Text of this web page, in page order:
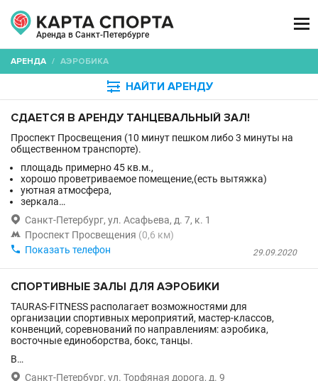
Аренда в Санкт-Петербурге

АРЕНДА / АЭРОБИКА
 НАЙТИ АРЕНДУ
СДАЕТСЯ В АРЕНДУ ТАНЦЕВАЛЬНЫЙ ЗАЛ!
Проспект Просвещения (10 минут пешком либо 3 минуты на
общественном транспорте).
площадь примерно 45 кв.м.,
хорошо проветриваемое помещение,(есть вытяжка)
уютная атмосфера,
зеркала…
 Санкт-Петербург, ул. Асафьева, д. 7, к. 1
 Проспект Просвещения (0,6 км)
29.09.2020
 Показать телефон
СПОРТИВНЫЕ ЗАЛЫ ДЛЯ АЭРОБИКИ
TAURAS-FITNESS располагает возможностями для
организации спортивных мероприятий, мастер-классов,
конвенций, соревнований по направлениям: аэробика,
восточные единоборства, бокс, танцы.
В…
 Санкт-Петербург, ул. Торфяная дорога, д. 9